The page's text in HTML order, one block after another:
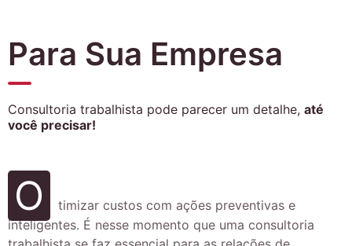
Para Sua Empresa
Consultoria trabalhista pode parecer um detalhe, até
você precisar!
O
timizar custos com ações preventivas e
inteligentes. É nesse momento que uma consultoria